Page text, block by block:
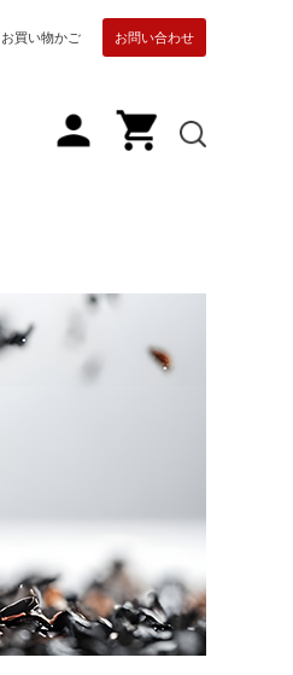
お買い物かご お問い合わせ